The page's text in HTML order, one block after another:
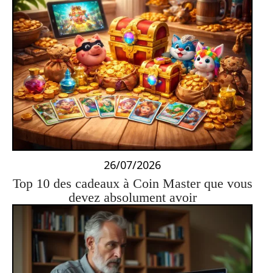
26/07/2026
Top 10 des cadeaux à Coin Master que vous
devez absolument avoir